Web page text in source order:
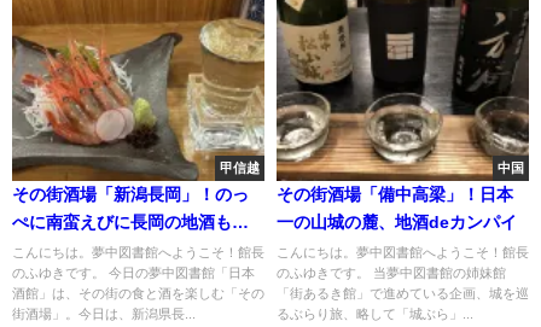
甲信越
その街酒場「新潟長岡」！のっ
ぺに南蛮えびに長岡の地酒も！
新潟の郷土料理と美酒"長岡酒菜
星"
こんにちは。夢中図書館へようこそ！館長
のふゆきです。 今日の夢中図書館「日本
酒館」は、その街の食と酒を楽しむ「その
街酒場」。今日は、新潟県長...
中国
その街酒場「備中高梁」！日本
一の山城の麓、地酒deカンパイ
こんにちは。夢中図書館へようこそ！館長
のふゆきです。 当夢中図書館の姉妹館
「街あるき館」で進めている企画、城を巡
るぶらり旅、略して「城ぶら」...